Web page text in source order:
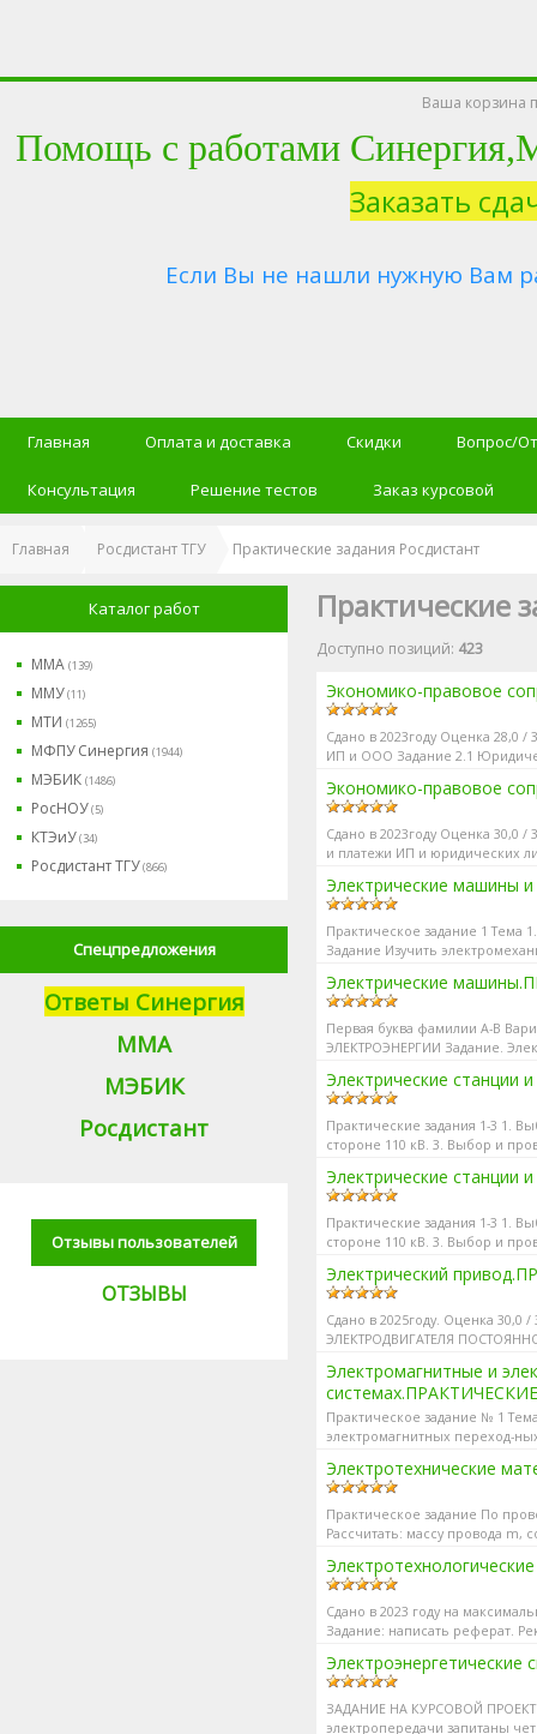
Ваша корзина
Помощь с работами
Заказать
Если Вы не нашли нужную Вам
Главная Оплата и доставка Скидки Вопрос/
Консультация Решение тестов Заказ курсовой
Главная Росдистант ТГУ Практические задания Росдистант
Каталог работ
ММА (139)
ММУ(11)
МТИ (1265)
МФПУ Синергия (1944)
МЭБИК (1486)
РосНОУ(5)
КТЭиУ(34)
Росдистант ТГУ(866)
Спецпредложения
Ответы Синергия
ММА
МЭБИК
Росдистант
Отзывы пользователей
ОТЗЫВЫ
Практические
Доступно позиций: 423
Экономико-правовое
Сдано в 2023году Оценка 28,0 /
ИП и ООО Задание 2.1
Экономико-правовое
Сдано в 2023году Оценка 30,0
и платежи ИП и юридических
Электрические машины
Практическое задание 1 Тема
Задание Изучить
Электрические
Первая буква фамилии А-В
ЭЛЕКТРОЭНЕРГИИ Задание.
Электрические станции
Практические задания 1-3 1.
стороне 110 кВ. 3. Выбор и
Электрические станции
Практические задания 1-3 1.
стороне 110 кВ. 3. Выбор и
Электрический
Сдано в 2025году. Оценка
ЭЛЕКТРОДВИГАТЕЛЯ
Электромагнитные и
Практическое задание № 1
электромагнитных переход-
Электротехнические
Практическое задание По
Рассчитать: массу провода
Сдано в 2023 году на
Задание: написать реферат.
Электроэнергетические
ЗАДАНИЕ НА КУРСОВОЙ ПРОЕКТ
электропередачи запитаны